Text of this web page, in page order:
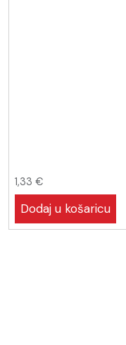
1,33 €
Dodaj u košaricu